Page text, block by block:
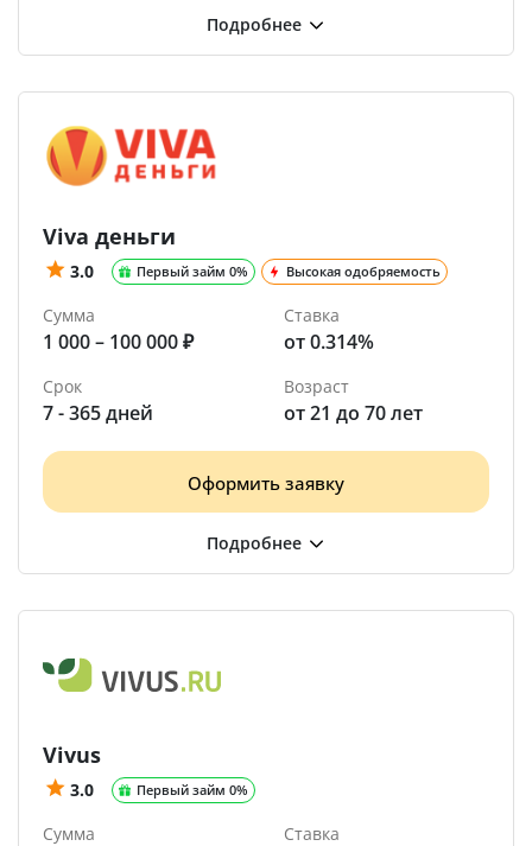
Viva деньги
3.0 Первый займ 0% Высокая одобряемость
Сумма
1 000 – 100 000 ₽
Ставка
от 0.314%
Срок
7 - 365 дней
Возраст
от 21 до 70 лет
Оформить заявку
Vivus
3.0 Первый займ 0%
Сумма Ставка